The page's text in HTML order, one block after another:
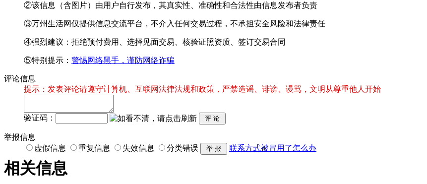
②该信息（含图片）由用户自行发布，其真实性、准确性和合法性由信息发布者负责
③万州生活网仅提供信息交流平台，不介入任何交易过程，不承担安全风险和法律责任
④强烈建议：拒绝预付费用、选择见面交易、核验证照资质、签订交易合同
⑤特别提示： 警惕网络黑手，谨防网络诈骗
评论信息
提示：发表评论请遵守计算机、互联网法律法规和政策，严禁造谣、诽谤、谩骂，文明从尊重他人开始
验证码：
举报信息
虚假信息
重复信息 失效信息 分类错误 联系方式被冒用了怎么办
相关信息